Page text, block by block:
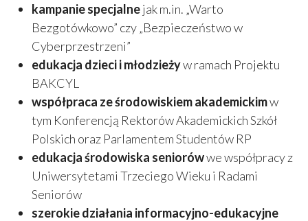
kampanie specjalnejak m.in. „Warto
Bezgotówkowo” czy „Bezpieczeństwo w
Cyberprzestrzeni”
edukacja dzieci i młodzieżyw ramach Projektu
BAKCYL
współpraca ze środowiskiem akademickimw
tym Konferencją Rektorów Akademickich Szkół
Polskich oraz Parlamentem Studentów RP
edukacja środowiska seniorówwe współpracy z
Uniwersytetami Trzeciego Wieku i Radami
Seniorów
szerokie działania informacyjno-edukacyjne